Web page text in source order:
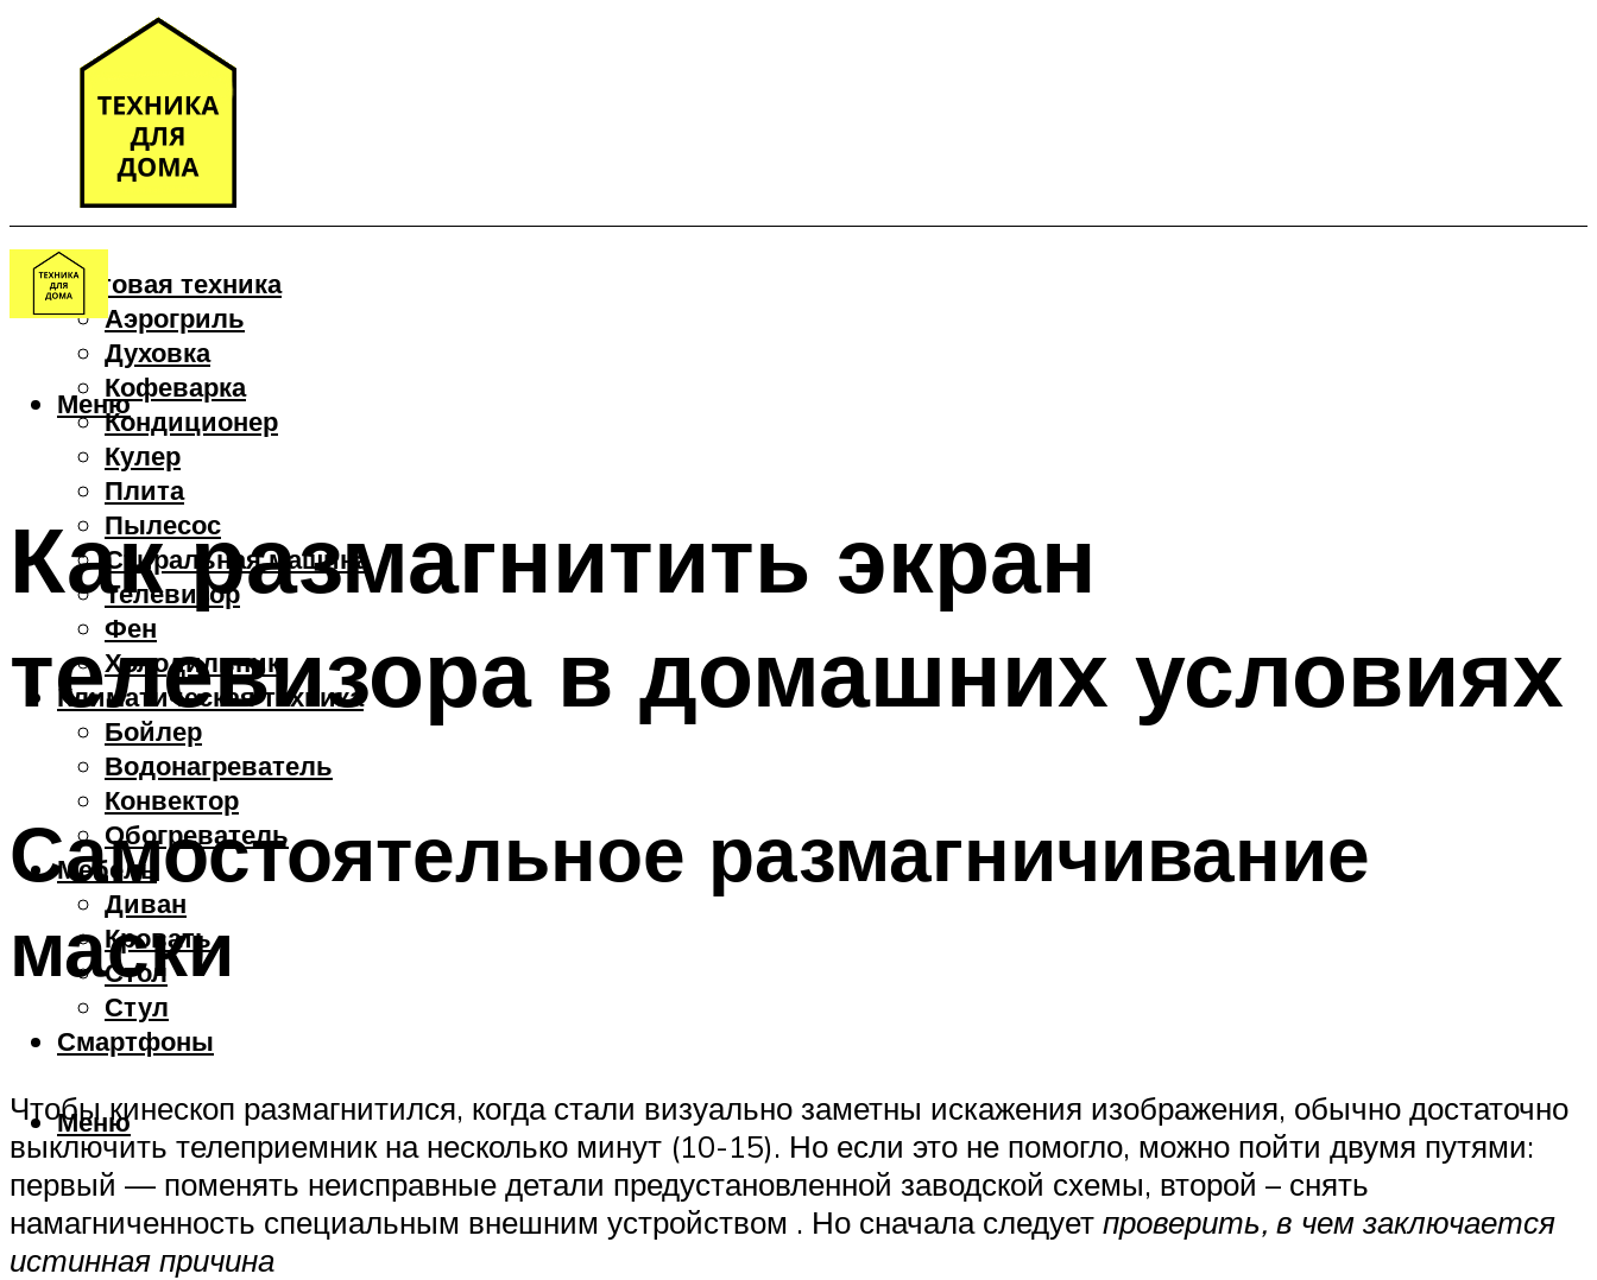
Бытовая техника
Аэрогриль
Духовка
Кофеварка
Кондиционер
Кулер
Плита
Пылесос
Стиральная машина
Телевизор
Фен
Холодильник
Климатическая техника
Бойлер
Водонагреватель
Конвектор
Обогреватель
Мебель
Диван
Кровать
Стол
Стул
Смартфоны
Меню
Меню
Как размагнитить экран
телевизора в домашних условиях
Самостоятельное размагничивание
маски
Чтобы кинескоп размагнитился, когда стали визуально заметны искажения изображения, обычно достаточно
выключить телеприемник на несколько минут (10-15). Но если это не помогло, можно пойти двумя путями:
первый — поменять неисправные детали предустановленной заводской схемы, второй – снять
намагниченность специальным внешним устройством . Но сначала следует проверить, в чем заключается
истинная причина